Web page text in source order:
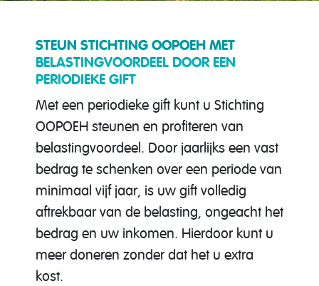
STEUN STICHTING OOPOEH MET
BELASTINGVOORDEEL DOOR EEN
PERIODIEKE GIFT
Met een periodieke gift kunt u Stichting
OOPOEH steunen en profiteren van
belastingvoordeel. Door jaarlijks een vast
bedrag te schenken over een periode van
minimaal vijf jaar, is uw gift volledig
aftrekbaar van de belasting, ongeacht het
bedrag en uw inkomen. Hierdoor kunt u
meer doneren zonder dat het u extra
kost.